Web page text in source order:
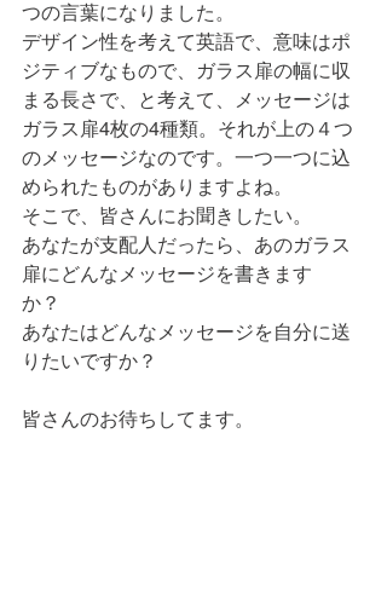
つの言葉になりました。
デザイン性を考えて英語で、意味はポ
ジティブなもので、ガラス扉の幅に収
まる長さで、と考えて、メッセージは
ガラス扉4枚の4種類。それが上の４つ
のメッセージなのです。一つ一つに込
められたものがありますよね。
そこで、皆さんにお聞きしたい。
あなたが支配人だったら、あのガラス
扉にどんなメッセージを書きます
か？
あなたはどんなメッセージを自分に送
りたいですか？
皆さんのお待ちしてます。